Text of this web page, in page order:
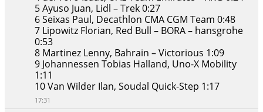
5 Ayuso Juan, Lidl – Trek 0:27
6 Seixas Paul, Decathlon CMA CGM Team 0:48
7 Lipowitz Florian, Red Bull – BORA – hansgrohe
0:53
8 Martinez Lenny, Bahrain – Victorious 1:09
9 Johannessen Tobias Halland, Uno-X Mobility
1:11
10 Van Wilder Ilan, Soudal Quick-Step 1:17
17:31